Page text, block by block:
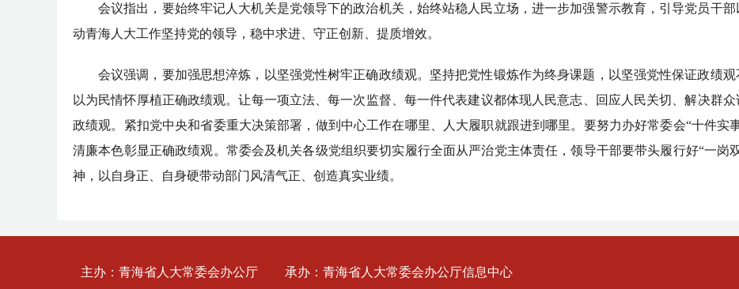
会议指出，要始终牢记人大机关是党领导下的政治机关，始终站稳人民立场，进一步加强警示教育，引导党员干
动青海人大工作坚持党的领导，稳中求进、守正创新、提质增效。
会议强调，要加强思想淬炼，以坚强党性树牢正确政绩观。坚持把党性锻炼作为终身课题，以坚强党性保证政绩
以为民情怀厚植正确政绩观。让每一项立法、每一次监督、每一件代表建议都体现人民意志、回应人民关切、解决群
政绩观。紧扣党中央和省委重大决策部署，做到中心工作在哪里、人大履职就跟进到哪里。要努力办好常委会“十件实
清廉本色彰显正确政绩观。常委会及机关各级党组织要切实履行全面从严治党主体责任，领导干部要带头履行好“一岗
神，以自身正、自身硬带动部门风清气正、创造真实业绩。
主办：青海省人大常委会办公厅 承办：青海省人大常委会办公厅信息中心